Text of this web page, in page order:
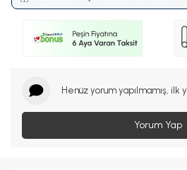
Alışverişlerde 1.500 TL İndirim
Henüz yorum yapılmamış, ilk
Yorum Yap